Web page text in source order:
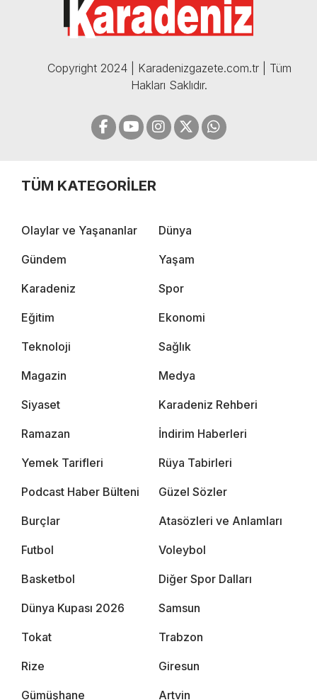
05.12.2024
Copyright 2024 | Karadenizgazete.com.tr | Tüm
Hakları Saklıdır.
TÜM KATEGORİLER
Olaylar ve Yaşananlar Dünya
Gündem Yaşam
Karadeniz Spor
Eğitim Ekonomi
Teknoloji Sağlık
Magazin Medya
Siyaset Karadeniz Rehberi
Ramazan İndirim Haberleri
Yemek Tarifleri Rüya Tabirleri
Podcast Haber Bülteni Güzel Sözler
Burçlar Atasözleri ve Anlamları
Futbol Voleybol
Basketbol Diğer Spor Dalları
Dünya Kupası 2026 Samsun
Tokat Trabzon
Rize Giresun
Gümüşhane Artvin